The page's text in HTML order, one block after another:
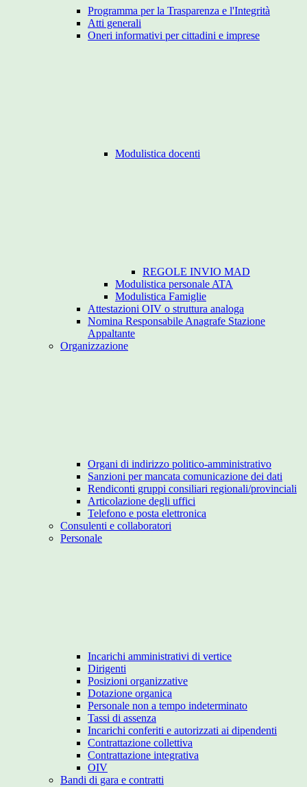
Programma per la Trasparenza e l'Integrità
Atti generali
Oneri informativi per cittadini e imprese
Modulistica docenti
REGOLE INVIO MAD
Modulistica personale ATA
Modulistica Famiglie
Attestazioni OIV o struttura analoga
Nomina Responsabile Anagrafe Stazione
Appaltante
Organizzazione
Organi di indirizzo politico-amministrativo
Sanzioni per mancata comunicazione dei dati
Rendiconti gruppi consiliari regionali/provinciali
Articolazione degli uffici
Telefono e posta elettronica
Consulenti e collaboratori
Personale
Incarichi amministrativi di vertice
Dirigenti
Posizioni organizzative
Dotazione organica
Personale non a tempo indeterminato
Tassi di assenza
Incarichi conferiti e autorizzati ai dipendenti
Contrattazione collettiva
Contrattazione integrativa
OIV
Bandi di gara e contratti